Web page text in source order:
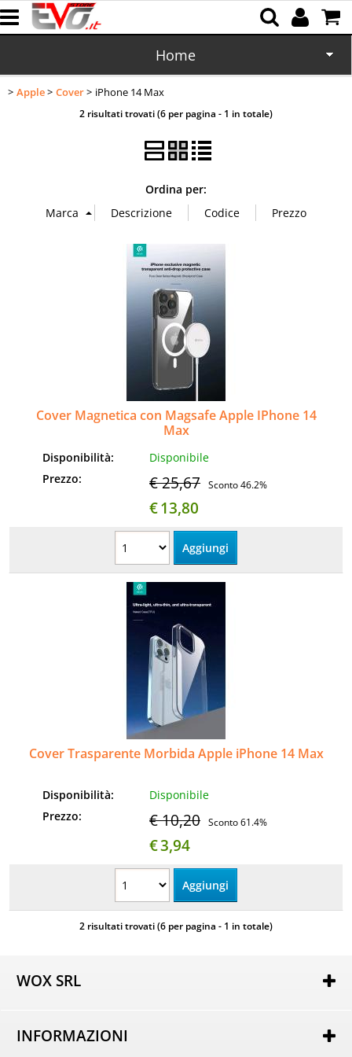
Home
CD/DVD
Cartucce
Domotica
Cellulari
Office
Informatica
AudioVideo
Elettrodomestici
MEDIC
Apple Cover iPhone 14 Max
2 risultati trovati (6 per pagina - 1 in totale)
Ordina per:
Cover Magnetica con Magsafe Apple IPhone 14
Max
Disponibilità:
Disponibile
Prezzo:
€ 25,67 Sconto 46.2%
€13,80
Cover Trasparente Morbida Apple iPhone 14 Max
Disponibilità:
Disponibile
Prezzo:
€ 10,20 Sconto 61.4%
€3,94
2 risultati trovati (6 per pagina - 1 in totale)
WOX SRL
COE SM21075
INFORMAZIONI